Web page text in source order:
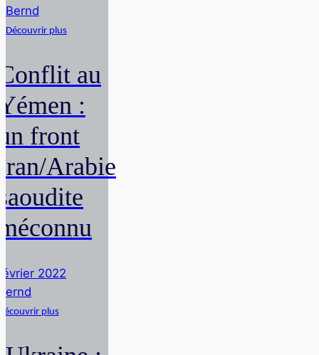
Bernd
Découvrir plus
au
:
front
Arabie
2022
plus